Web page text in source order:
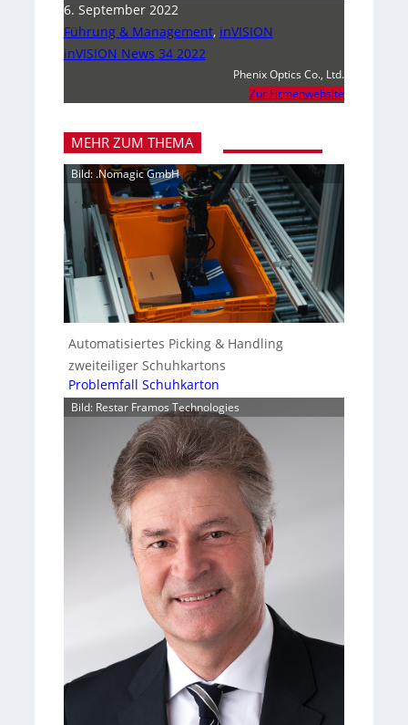
6. September 2022
Führung & Management, inVISION
inVISION News 34 2022
Phenix Optics Co., Ltd.
Zur Firmenwebsite
MEHR ZUM THEMA
Bild: .Nomagic GmbH
Automatisiertes Picking & Handling
zweiteiliger Schuhkartons
Problemfall Schuhkarton
Bild: Restar Framos Technologies